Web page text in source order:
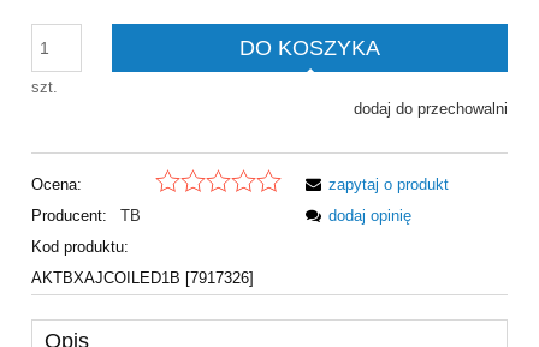
szt.
DO KOSZYKA
dodaj do przechowalni
Ocena:
Producent:
TB
Kod produktu:
AKTBXAJCOILED1B [7917326]
zapytaj o produkt
dodaj opinię
Opis